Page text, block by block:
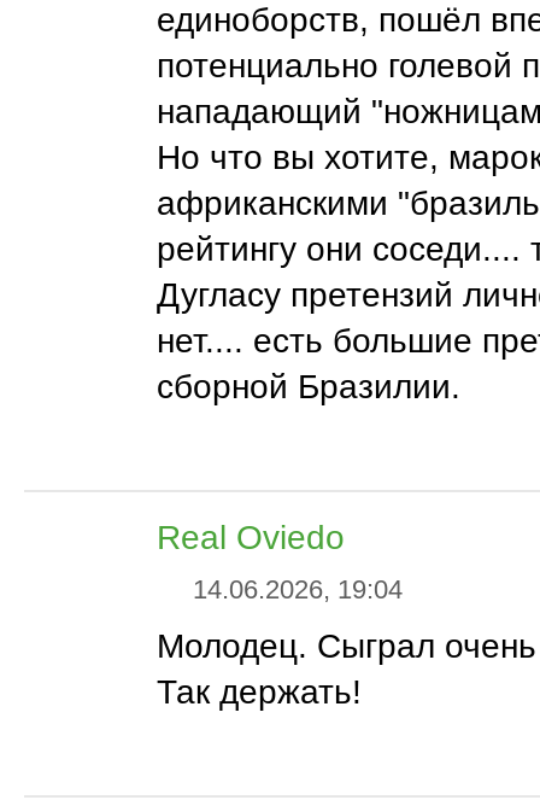
единоборств, пошёл
потенциально голевой
нападающий
Но что вы хотите,
африканскими
рейтингу они соседи....
Дугласу претензий
нет.... есть большие
сборной Бразилии.
Real Oviedo
14.06.2026, 19:04
Молодец. Сыграл
Так держать!